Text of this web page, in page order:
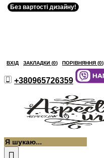
ВХІД ЗАКЛАДКИ (0) ПОРІВНЯННЯ (0)
+380965726359
Без вартості дизайну!